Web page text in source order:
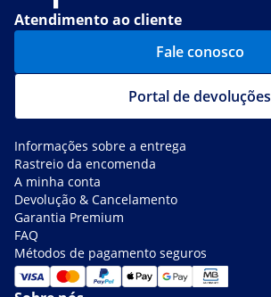
Atendimento ao cliente
Fale conosco
Portal de devoluções
Informações sobre a entrega
Rastreio da encomenda
A minha conta
Devolução & Cancelamento
Garantia Premium
FAQ
Métodos de pagamento seguros